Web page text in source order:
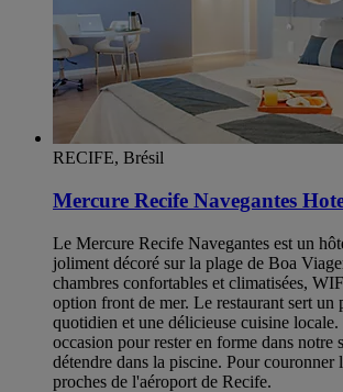
RECIFE, Brésil
Mercure Recife Navegantes
Le Mercure Recife Navegantes est un
joliment décoré sur la plage de Boa
chambres confortables et climatisées,
option front de mer. Le restaurant sert un
quotidien et une délicieuse cuisine
occasion pour rester en forme dans notre
détendre dans la piscine. Pour couronner
proches de l'aéroport de Recife.